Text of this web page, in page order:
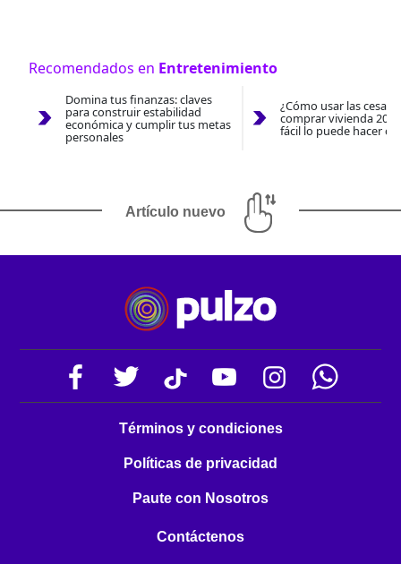
Recomendados en Entretenimiento
Domina tus finanzas: claves
para construir estabilidad
económica y cumplir tus metas
personales
¿Cómo usar las
comprar vivienda
fácil lo puede hacer
Artículo nuevo
Términos y condiciones
Políticas de privacidad
Paute con Nosotros
Contáctenos